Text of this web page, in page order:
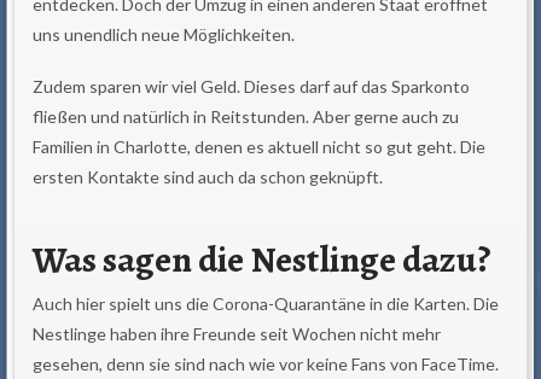
uns unendlich neue Möglichkeiten.
Zudem sparen wir viel Geld. Dieses darf auf das Sparkonto
fließen und natürlich in Reitstunden. Aber gerne auch zu
Familien in Charlotte, denen es aktuell nicht so gut geht. Die
ersten Kontakte sind auch da schon geknüpft.
Was sagen die Nestlinge dazu?
Auch hier spielt uns die Corona-Quarantäne in die Karten. Die
Nestlinge haben ihre Freunde seit Wochen nicht mehr
gesehen, denn sie sind nach wie vor keine Fans von FaceTime.